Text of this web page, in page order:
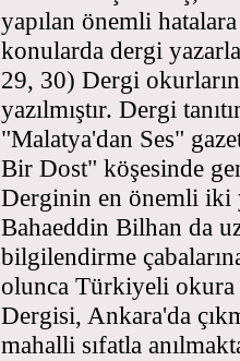
yapılan önemli
konularda dergi
29, 30) Dergi
yazılmıştır. Dergi
"Malatya'dan Ses"
Bir Dost" köşesinde
Derginin en önemli iki
Bahaeddin Bilhan da
bilgilendirme
olunca Türkiyeli okura
Dergisi, Ankara'da
mahalli sıfatla